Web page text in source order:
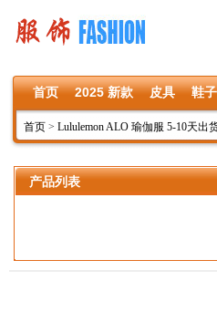
首页 2025 新款 皮具 鞋子
首页 > Lululemon ALO 瑜伽服 5-10天出
产品列表